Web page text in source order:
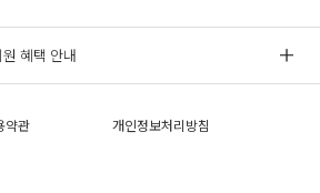
혜택 안내
약관 개인정보처리방침